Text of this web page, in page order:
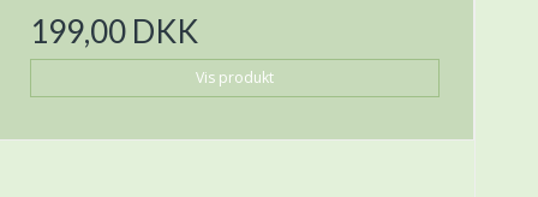
199,00 DKK
Vis produkt